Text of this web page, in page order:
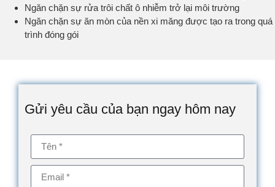
Ngăn chặn sự rửa trôi chất ô nhiễm trở lại môi trường
Ngăn chặn sự ăn mòn của nền xi măng được tạo ra trong quá
trình đóng gói
Gửi yêu cầu của bạn ngay hôm nay